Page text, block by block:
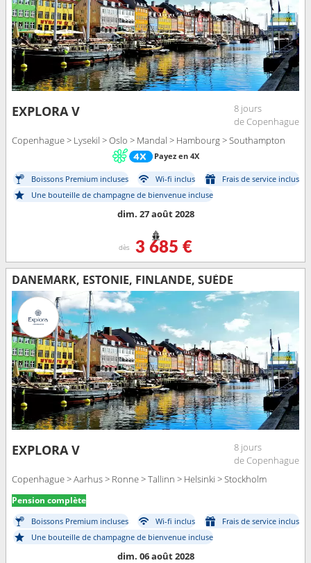
EXPLORA V
8 jours
de Copenhague
Copenhague > Lysekil > Oslo > Mandal > Hambourg > Southampton
Payez en 4X
Boissons Premium incluses Wi-fi inclus
Frais de service inclus
Une bouteille de champagne de bienvenue incluse
dim. 27 août 2028
dès 3 685 €
DANEMARK, ESTONIE, FINLANDE, SUÈDE
EXPLORA V
8 jours
de Copenhague
Copenhague > Aarhus > Ronne > Tallinn > Helsinki > Stockholm
Pension complète
Boissons Premium incluses Wi-fi inclus
Frais de service inclus
Une bouteille de champagne de bienvenue incluse
dim. 06 août 2028